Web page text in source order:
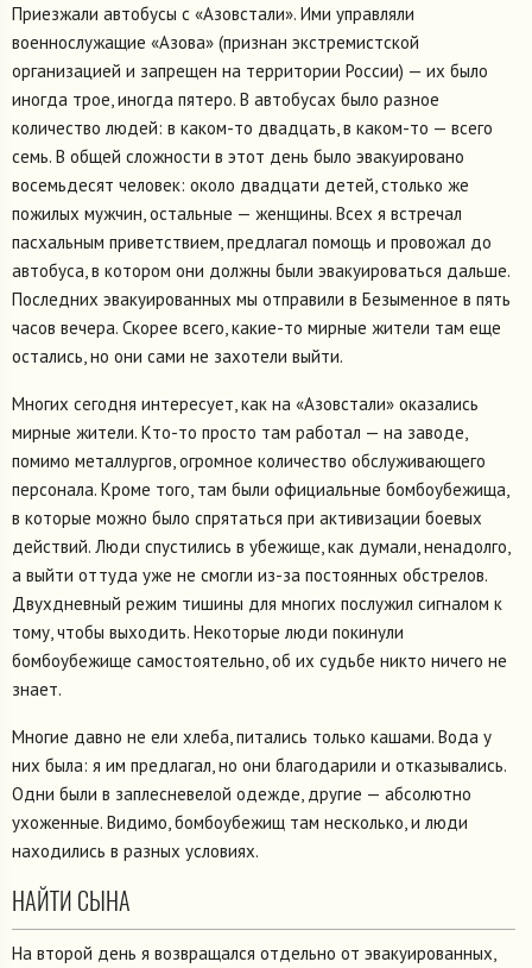
Приезжали автобусы с «Азовстали». Ими управляли
военнослужащие «Азова» (признан экстремистской
организацией и запрещен на территории России) — их было
иногда трое, иногда пятеро. В автобусах было разное
количество людей: в каком-то двадцать, в каком-то — всего
семь. В общей сложности в этот день было эвакуировано
восемьдесят человек: около двадцати детей, столько же
пожилых мужчин, остальные — женщины. Всех я встречал
пасхальным приветствием, предлагал помощь и провожал до
автобуса, в котором они должны были эвакуироваться дальше.
Последних эвакуированных мы отправили в Безыменное в пять
часов вечера. Скорее всего, какие-то мирные жители там еще
остались, но они сами не захотели выйти.
Многих сегодня интересует, как на «Азовстали» оказались
мирные жители. Кто-то просто там работал — на заводе,
помимо металлургов, огромное количество обслуживающего
персонала. Кроме того, там были официальные бомбоубежища,
в которые можно было спрятаться при активизации боевых
действий. Люди спустились в убежище, как думали, ненадолго,
а выйти оттуда уже не смогли из-за постоянных обстрелов.
Двухдневный режим тишины для многих послужил сигналом к
тому, чтобы выходить. Некоторые люди покинули
бомбоубежище самостоятельно, об их судьбе никто ничего не
знает.
Многие давно не ели хлеба, питались только кашами. Вода у
них была: я им предлагал, но они благодарили и отказывались.
Одни были в заплесневелой одежде, другие — абсолютно
ухоженные. Видимо, бомбоубежищ там несколько, и люди
находились в разных условиях.
НАЙТИ СЫНА
На второй день я возвращался отдельно от эвакуированных,